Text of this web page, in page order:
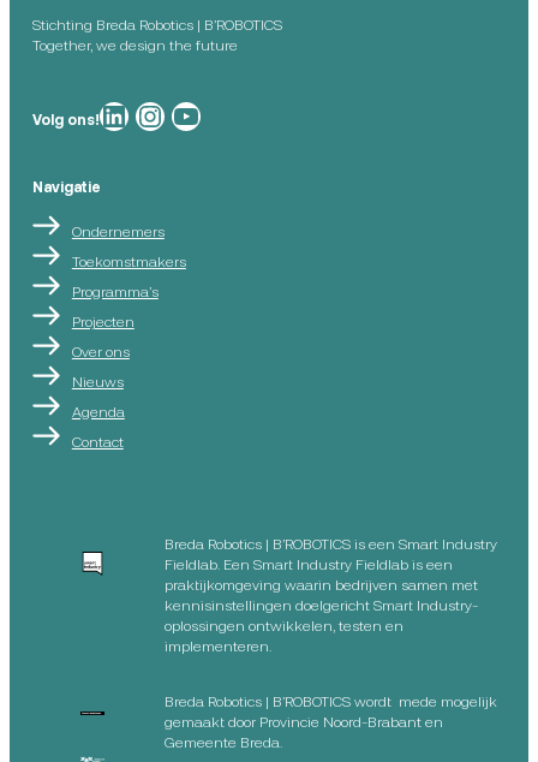
Stichting Breda Robotics | B’ROBOTICS
Together, we design the future
Volg ons!Breda Robotics op Breda Robotics op Instagram
Breda Robotics op
Navigatie
Ondernemers
Toekomstmakers
Programma’s
Projecten
Over ons
Nieuws
Agenda
Contact
Breda Robotics | B’ROBOTICS is een Smart Industry
Fieldlab. Een Smart Industry Fieldlab is een
praktijkomgeving waarin bedrijven samen met
kennisinstellingen doelgericht Smart Industry-
oplossingen ontwikkelen, testen en
implementeren.
Breda Robotics | B’ROBOTICS wordt mede mogelijk
gemaakt door Provincie Noord-Brabant en
Gemeente Breda.